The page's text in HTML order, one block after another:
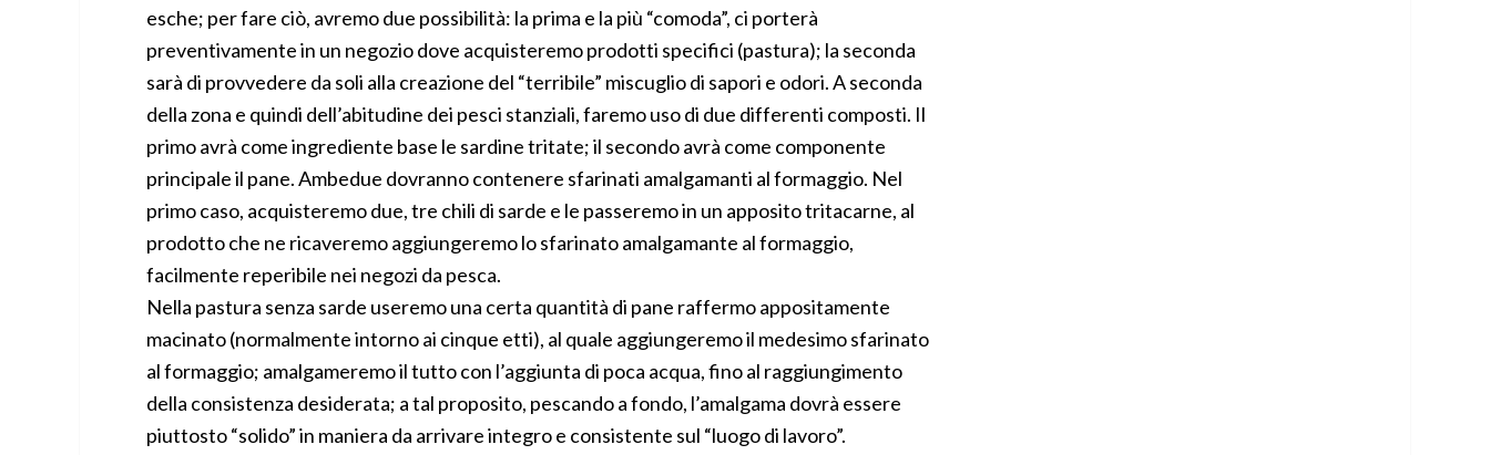
esche; per fare ciò, avremo due possibilità: la prima e la più “comoda”, ci porterà
preventivamente in un negozio dove acquisteremo prodotti specifici (pastura); la seconda
sarà di provvedere da soli alla creazione del “terribile” miscuglio di sapori e odori. A seconda
della zona e quindi dell’abitudine dei pesci stanziali, faremo uso di due differenti composti. Il
primo avrà come ingrediente base le sardine tritate; il secondo avrà come componente
principale il pane. Ambedue dovranno contenere sfarinati amalgamanti al formaggio. Nel
primo caso, acquisteremo due, tre chili di sarde e le passeremo in un apposito tritacarne, al
prodotto che ne ricaveremo aggiungeremo lo sfarinato amalgamante al formaggio,
facilmente reperibile nei negozi da pesca.
Nella pastura senza sarde useremo una certa quantità di pane raffermo appositamente
macinato (normalmente intorno ai cinque etti), al quale aggiungeremo il medesimo sfarinato
al formaggio; amalgameremo il tutto con l’aggiunta di poca acqua, fino al raggiungimento
della consistenza desiderata; a tal proposito, pescando a fondo, l’amalgama dovrà essere
piuttosto “solido” in maniera da arrivare integro e consistente sul “luogo di lavoro”.